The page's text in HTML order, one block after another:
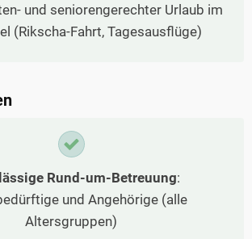
und seniorengerechter Urlaub im
(Rikscha-Fahrt, Tagesausflüge)
Rund-um-Betreuung:
und Angehörige (alle
Altersgruppen)